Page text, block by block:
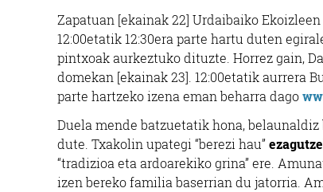
Zapatuan [ekainak 22] Urdaibaiko
12:00etatik 12:30era parte hartu duten
pintxoak aurkeztuko dituzte. Horrez gain,
domekan [ekainak 23]. 12:00etatik aurrera
parte hartzeko izena eman beharra dago
Duela mende batzuetatik hona,
dute. Txakolin upategi “berezi hau”
“tradizioa eta ardoarekiko grina” ere.
izen bereko familia baserrian du jatorria.